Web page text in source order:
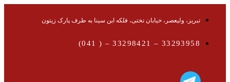
تبریز، ولیعصر، خیابان تختی، فلکه ابن سینا به طرف پارک زیتون
33293958 – 33298421 – ( 041)